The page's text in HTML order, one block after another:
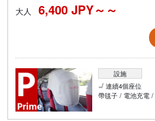
大人 6,400 JPY～
設施
連續4個座位
帶毯子 / 電池充電